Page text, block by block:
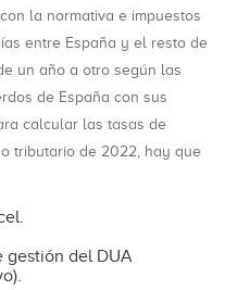
la normativa e impuestos
entre España y el resto de
un año a otro según las
de España con sus
calcular las tasas de
tributario de 2022, hay que
gestión del DUA